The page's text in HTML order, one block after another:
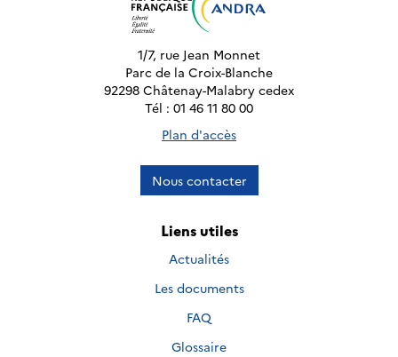
1/7, rue Jean Monnet
Parc de la Croix-Blanche
92298 Châtenay-Malabry cedex
Tél : 01 46 11 80 00
Plan d'accès
Nous contacter
Liens utiles
Actualités
Les documents
FAQ
Glossaire